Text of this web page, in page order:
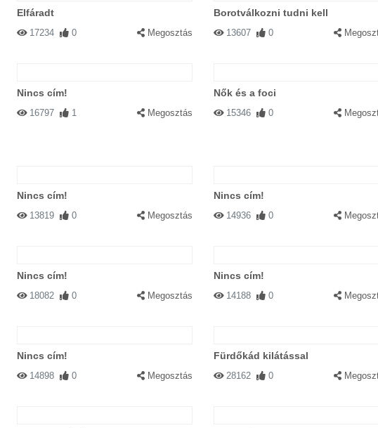
Elfáradt
17234 0 Megosztás
Borotválkozni tudni kell
13607 0
Nincs cím!
16797 1 Megosztás
Nők és a foci
15346 0
Nincs cím!
13819 0 Megosztás
Nincs cím!
14936 0
Nincs cím!
18082 0 Megosztás
Nincs cím!
14188 0
Nincs cím!
14898 0 Megosztás
Fürdőkád kilátással
28162 0